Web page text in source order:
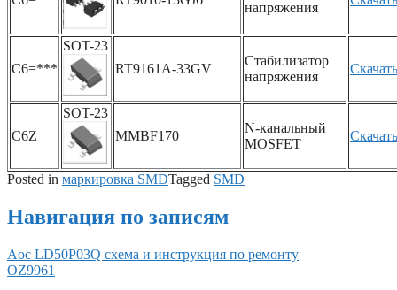
напряжения
C6=***
SOT-23
RT9161A-33GV
Стабилизатор
напряжения
Скачать
C6Z
SOT-23
MMBF170
N-канальный
MOSFET
Скачать
Posted in маркировка SMDTagged SMD
Навигация по записям
Aoc LD50P03Q схема и инструкция по ремонту
OZ9961